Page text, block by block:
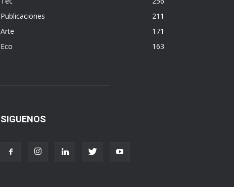
Publicaciones
211
Arte
171
Eco
163
SIGUENOS